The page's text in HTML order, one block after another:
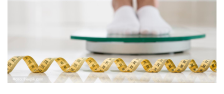
Фото: freepik.com